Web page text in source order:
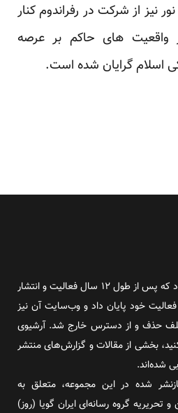
نیز از شرکت در رفراندوم کنار
های حاکم بر عرصه
اسلام گرایان شده است.
روز آنلاین روزنامه‌ای اینترنتی بود که پس از طول ۱۲ سال فعالیت و انتشار
شماره، در سال ۲۰۱۶ به فعالیت خود پایان داد و وب‌سایت آن نیز
حذف و از دسترس خارج شد. آرشیوی
بخشی از مقالات و گزارش‌های منتشر
شده‌اند.
شده در این مجموعه، متعلق به
تحریریه گروه رسانه‌ای ایران گویا (روز)